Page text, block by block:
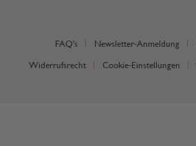
FAQ's Newsletter-Anmeldung
Widerrufsrecht Cookie-Einstellungen